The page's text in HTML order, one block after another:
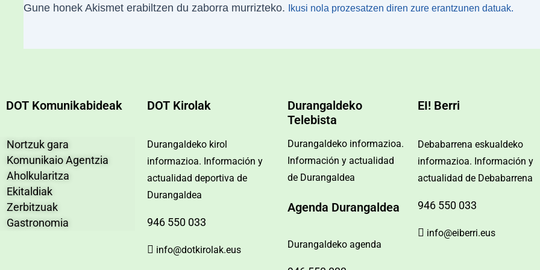
Gune honek Akismet erabiltzen du zaborra murrizteko. Ikusi nola prozesatzen diren zure erantzunen datuak.
DOT Komunikabideak
Nortzuk gara
Komunikaio Agentzia
Aholkularitza
Ekitaldiak
Zerbitzuak
Gastronomia
DOT Kirolak
Durangaldeko kirol
informazioa. Información y
actualidad deportiva de
Durangaldea
946 550 033
info@dotkirolak.eus
Durangaldeko
Telebista
Durangaldeko informazioa.
Información y actualidad
de Durangaldea
Agenda Durangaldea
Durangaldeko agenda
EI! Berri
Debabarrena eskualdeko
informazioa. Información y
actualidad de Debabarrena
946 550 033
info@eiberri.eus